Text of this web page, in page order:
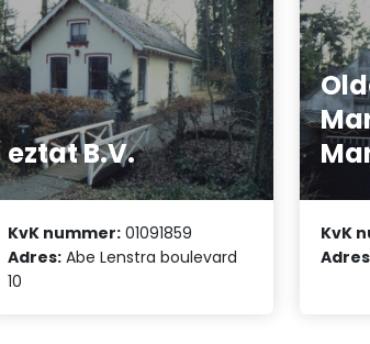
eztat B.V.
KvK nummer: 01091859
Adres: Abe Lenstra boulevard
10
KvK